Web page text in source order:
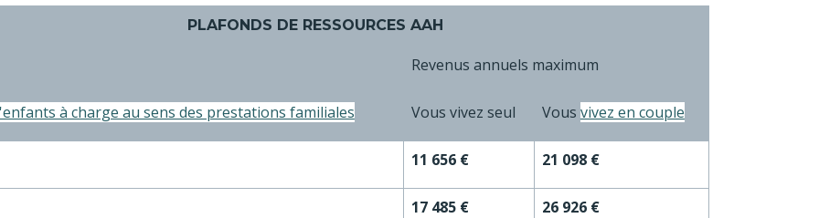
PLAFONDS DE RESSOURCES AAH
Revenus annuels maximum
à charge au sens des prestations familiales Vous vivez seul Vous vivez en couple
11 656 € 21 098 €
17 485 € 26 926 €